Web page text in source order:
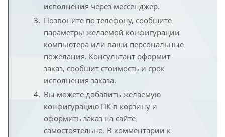
исполнения через мессенджер.
Позвоните по телефону, сообщите
параметры желаемой конфигурации
компьютера или ваши персональные
пожелания. Консультант оформит
заказ, сообщит стоимость и срок
исполнения заказа.
Вы можете добавить желаемую
конфигурацию ПК в корзину и
оформить заказ на сайте
самостоятельно. В комментарии к